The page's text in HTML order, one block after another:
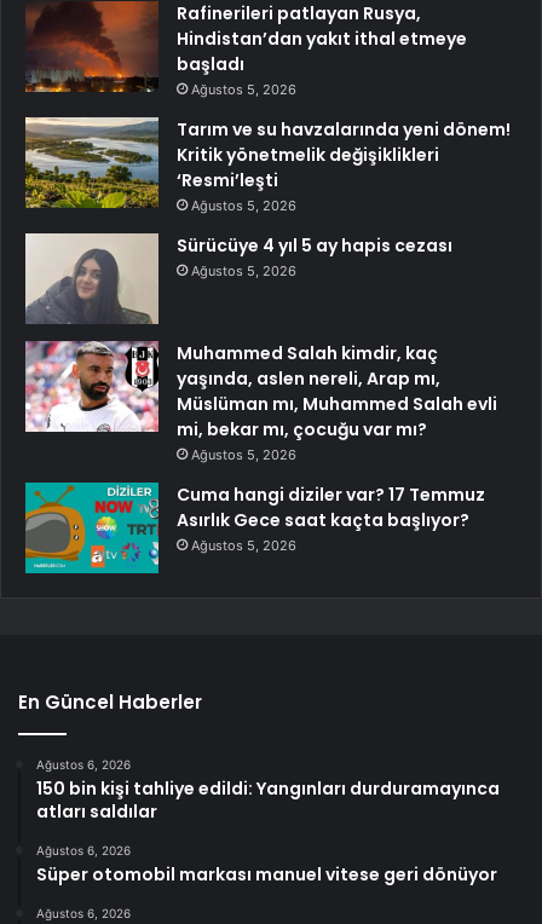
Rafinerileri patlayan Rusya,
Hindistan’dan yakıt ithal etmeye
başladı
Ağustos 5, 2026
Tarım ve su havzalarında yeni dönem!
Kritik yönetmelik değişiklikleri
‘Resmi’leşti
Ağustos 5, 2026
Sürücüye 4 yıl 5 ay hapis cezası
Ağustos 5, 2026
Muhammed Salah kimdir, kaç
yaşında, aslen nereli, Arap mı,
Müslüman mı, Muhammed Salah evli
mi, bekar mı, çocuğu var mı?
Ağustos 5, 2026
Cuma hangi diziler var? 17 Temmuz
Asırlık Gece saat kaçta başlıyor?
Ağustos 5, 2026
En Güncel Haberler
Ağustos 6, 2026
150 bin kişi tahliye edildi: Yangınları durduramayınca
atları saldılar
Ağustos 6, 2026
Süper otomobil markası manuel vitese geri dönüyor
Ağustos 6, 2026